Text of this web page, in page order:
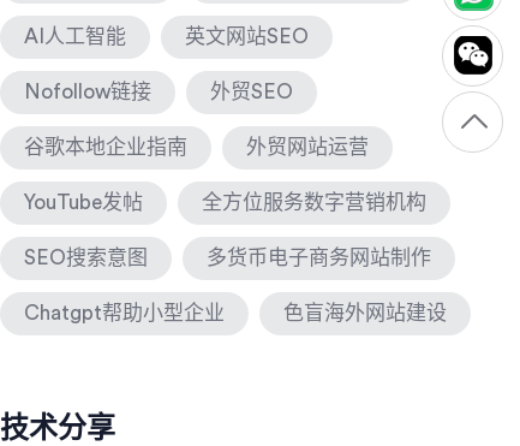
AI人工智能 英文网站SEO
Nofollow链接 外贸SEO
谷歌本地企业指南 外贸网站运营
YouTube发帖 全方位服务数字营销机构
SEO搜索意图 多货币电子商务网站制作
Chatgpt帮助小型企业 色盲海外网站建设
技术分享